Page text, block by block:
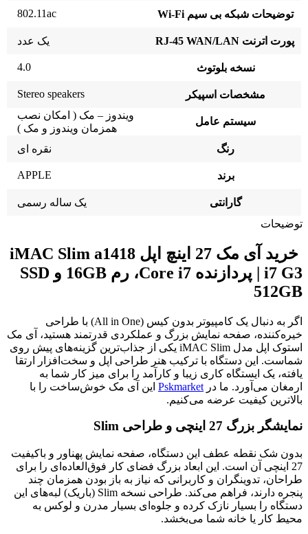
توضیحات شبکه بی سیم Wi-Fi 802.11ac
پورت اترنت RJ-45 WAN/LAN یک عدد
نسخه بلوتوث 4.0
مشخصات اسپیکر Stereo speakers
سیستم عامل
ویندوز – مک ( امکان نصب
همزمان ویندوز و مک )
رنگ
نقره ای
برند APPLE
گارانتی
یک ساله رسمی
توضیحات
خرید آی مک 27 اینچ اپل iMAC Slim a1418
i7 G3 | پردازنده Core i7، رم 16GB و SSD
512GB
اگر به دنبال یک کامپیوتر بدون کیس (All in One) با طراحی
خیره‌کننده، صفحه نمایش بزرگ و عملکردی قدرتمند هستید، آی مک
استوک اپل مدل iMAC Slim یکی از جذاب‌ترین گزینه‌های پیش روی
شماست. این دستگاه با ترکیب هنر طراحی اپل و سخت‌افزار ارتقا
یافته، یک ایستگاه کاری زیبا و کارآمد را برای میز کار شما به
ارمغان می‌آورد. ما در Pskmarket این آی مک خوش‌ساخت را با
بالاترین کیفیت عرضه می‌کنیم.
نمایشگر بزرگ 27 اینچی و طراحی Slim
بدون شک نقطه عطف این دستگاه، صفحه نمایش پهناور و باکیفیت
27 اینچی آن است. این ابعاد بزرگ فضای کار فوق‌العاده‌ای را برای
طراحان، تدوینگران و کاربرانی که نیاز به باز بودن همزمان چند
پنجره دارند، فراهم می‌کند. طراحی نسخه Slim (باریک) لبه‌های این
دستگاه را بسیار نازک کرده و جلوه‌ای بسیار مدرن و لوکس به
محیط کار یا خانه شما می‌بخشد.